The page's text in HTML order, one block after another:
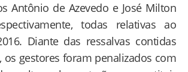
Antônio de Azevedo e José Milton
todas relativas ao
Diante das ressalvas contidas
os gestores foram penalizados com